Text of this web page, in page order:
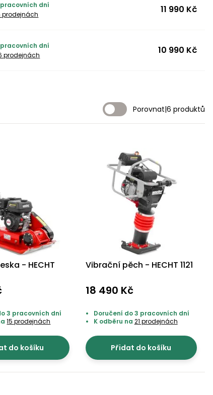
dní
prodejnách 11 990 Kč
dní
prodejnách 10 990 Kč
Porovnat|6 produktů
- HECHT
3 pracovních dní
15 prodejnách
do košíku
Vibrační pěch - HECHT 1121
18 490 Kč
Doručení do 3 pracovních dní
K odběru na 21 prodejnách
Přidat do košíku